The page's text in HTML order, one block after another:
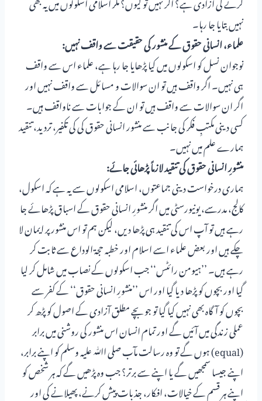
نہیں بتایا جا رہا۔
علماء، انسانی حقوق کے منشور کی حقیقت سے واقف نہیں:
نوجوان نسل کو اسکولوں میں کیا پڑھایا جا رہا ہے، علماء اس سے واقف
ہی نہیں۔ اگر واقف ہیں تو ان سوالات و مسائل سے واقف نہیں اور
اگر ان سوالات سے واقف ہیں تو ان کے جوابات سے ناواقف ہیں۔
کسی دینی مکتبِ فکر کی جانب سے منشور انسانی حقوق کی کی تکفیر، تردید، تنقید
ہمارے علم میں نہیں۔
منشورِ انسانی حقوق کی تنقید لازماً پڑھائی جائے:
ہماری درخواست دینی جماعتوں، اسلامی اسکولوں سے یہ ہے کہ اسکول،
کالج، مدرسے، یونیورسٹی میں اگر منشورِ انسانی حقوق کے اسباق پڑھائے جا
رہے ہیں تو آپ اس کی تنقید ہی پڑھا دیں، لیکن ہم تو اس منشور پر ایمان لا
چکے ہیں اور بعض علماء اسے اسلام اور خطبہ حجۃ الوداع سے ثابت کر
رہے ہیں۔ ’’ہیومن رائٹس‘‘ جب اسکولوں کے نصاب میں شامل کر لیا
گیا اور بچوں کو پڑھا دیا گیا اور اس ’’منشورِ انسانی حقوق‘‘ کے کفر سے
بچوں کو آگاہ بھی نہیں کیا گیا تو جوبچے مطلق آزادی کے اصول کو پڑھ کر
عملی زندگی میں آئیں گے اور تمام انسان اس منشور کی روشنی میں برابر
(equal) ہوں گے تو وہ رسالت مآب صلی اﷲ علیہ وسلم کو اپنے برابر،
اپنے جیسا سمجھیں گے یا اپنے سے برتر؟ جب وہ پڑھیں گے کہ ہر شخص کو
اپنے ہر قسم کے خیالات، افکار، جذبات پیش کرنے، پھیلانے کی اور